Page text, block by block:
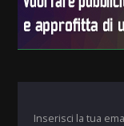
Inserisci la tua